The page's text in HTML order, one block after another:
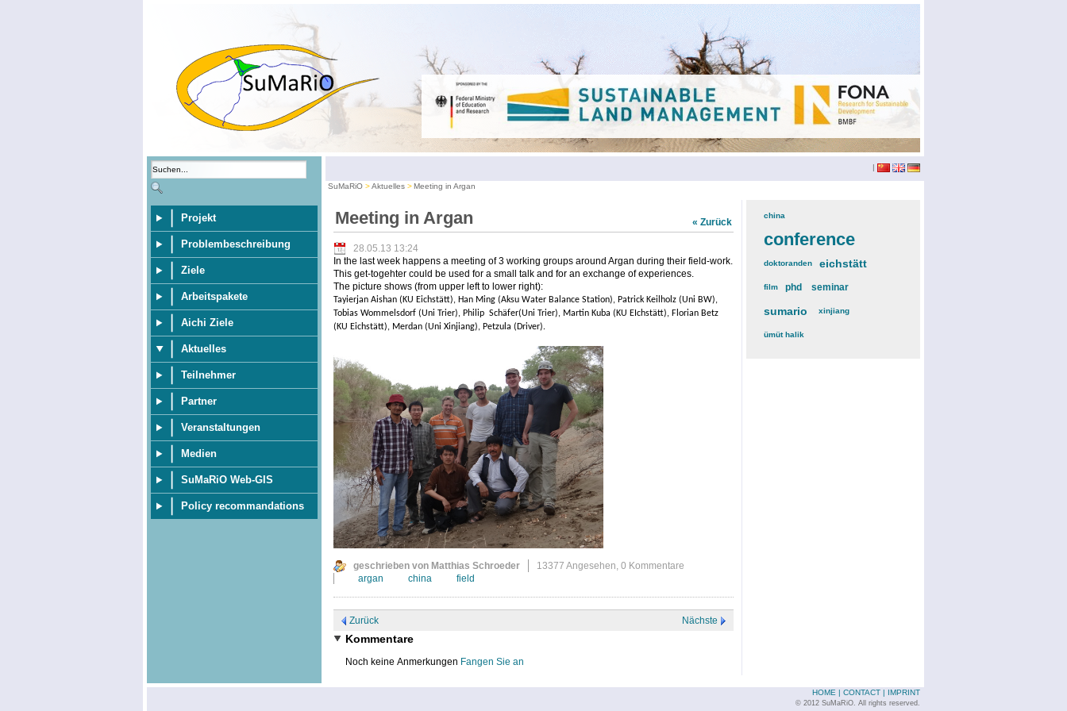
Projekt
Problembeschreibung
Ziele
Arbeitspakete
Aichi Ziele
Aktuelles
Teilnehmer
Partner
Veranstaltungen
Medien
SuMaRiO Web-GIS
Policy recommandations
|
SuMaRiO Aktuelles Meeting in Argan
« Zurück
Meeting in Argan
28.05.13 13:24
In the last week happens a meeting of 3 working groups around Argan during their field-work.
This get-togehter could be used for a small talk and for an exchange of experiences.
The picture shows (from upper left to lower right):
Tayierjan Aishan (KU Eichstätt), Han Ming (Aksu Water Balance Station), Patrick Keilholz (Uni BW),
Tobias Wommelsdorf (Uni Trier), Philip Schäfer(Uni Trier), Martin Kuba (KU EIchstätt), Florian Betz
(KU Eichstätt), Merdan (Uni Xinjiang), Petzula (Driver).
geschrieben von Matthias Schroeder 13377 Angesehen, 0 Kommentare
argan
china field
Zurück Nächste
Kommentare
Noch keine Anmerkungen Fangen Sie an
china(3)
conference(12)
doktoranden(3)eichstätt
film(2)phd (4)seminar
sumario (6)xinjiang(2)
ümüt halik(2)
IMPRINT
CONTACT
HOME
© 2012 SuMaRiO. All rights reserved.